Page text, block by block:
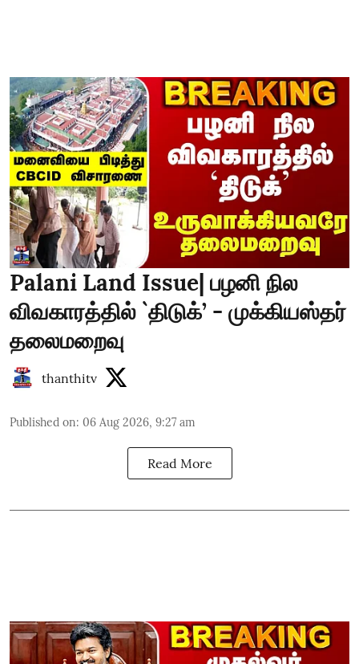
Palani Land Issue| பழனி நில
விவகாரத்தில் `திடுக்’ - முக்கியஸ்தர்
தலைமறைவு
thanthitv
Published on: 06 Aug 2026, 9:27 am
Read More